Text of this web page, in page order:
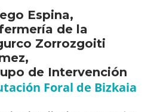
Espina,
de la
Zorrozgoiti
de Intervención
Foral de Bizkaia